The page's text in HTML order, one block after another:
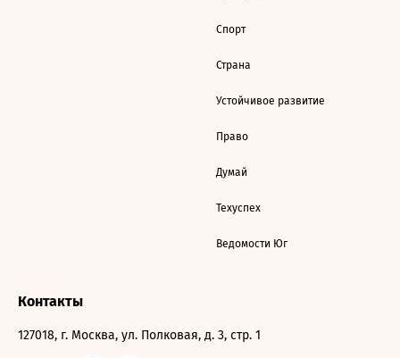
Спорт
Страна
Устойчивое развитие
Право
Думай
Техуспех
Ведомости Юг
Контакты
127018, г. Москва, ул. Полковая, д. 3, стр. 1